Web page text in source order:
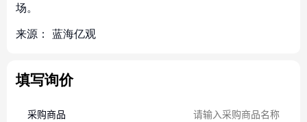
场。
来源： 蓝海亿观
填写询价